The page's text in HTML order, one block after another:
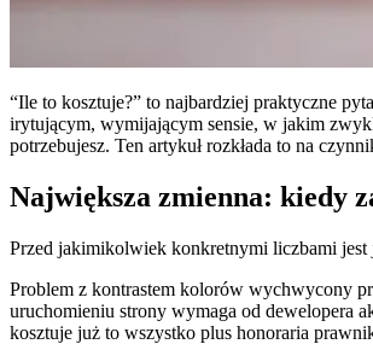
“Ile to kosztuje?” to najbardziej praktyczne
irytującym, wymijającym sensie, w jakim
potrzebujesz. Ten artykuł rozkłada to na
Największa zmienna: kiedy
Przed jakimikolwiek konkretnymi liczbami jest
Problem z kontrastem kolorów wychwycony
uruchomieniu strony wymaga od dewelopera
kosztuje już to wszystko plus honoraria